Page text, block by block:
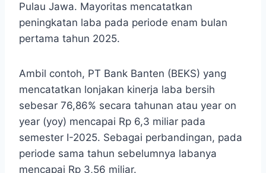
Pulau Jawa. Mayoritas mencatatkan
peningkatan laba pada periode enam bulan
pertama tahun 2025.
Ambil contoh, PT Bank Banten (BEKS) yang
mencatatkan lonjakan kinerja laba bersih
sebesar 76,86% secara tahunan atau year on
year (yoy) mencapai Rp 6,3 miliar pada
semester I-2025. Sebagai perbandingan, pada
periode sama tahun sebelumnya labanya
mencapai Rp 3,56 miliar.